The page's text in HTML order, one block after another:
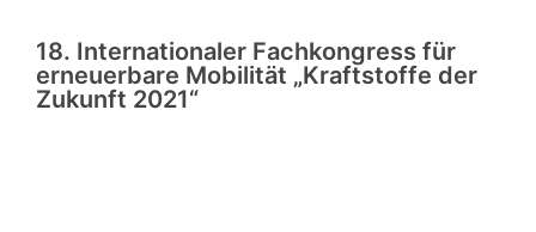
18. Internationaler Fachkongress für
erneuerbare Mobilität „Kraftstoffe der
Zukunft 2021“